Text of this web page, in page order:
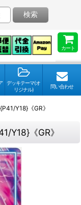
カート
検索
デッキテーマ(オ
リジナル)
問い合わせ
Y18}《GR》
Y18}《GR》